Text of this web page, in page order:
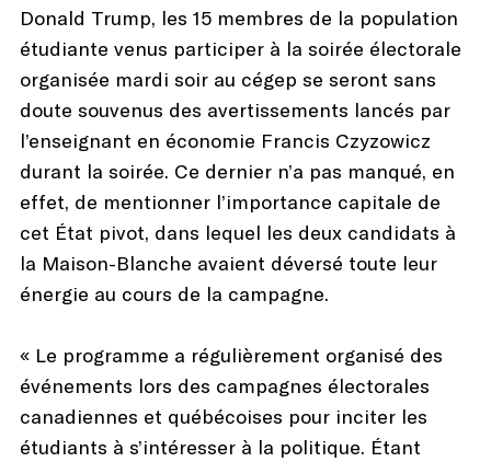
Donald Trump, les 15 membres de la population
étudiante venus participer à la soirée électorale
organisée mardi soir au cégep se seront sans
doute souvenus des avertissements lancés par
l’enseignant en économie Francis Czyzowicz
durant la soirée. Ce dernier n’a pas manqué, en
effet, de mentionner l’importance capitale de
cet État pivot, dans lequel les deux candidats à
la Maison-Blanche avaient déversé toute leur
énergie au cours de la campagne.
« Le programme a régulièrement organisé des
événements lors des campagnes électorales
canadiennes et québécoises pour inciter les
étudiants à s’intéresser à la politique. Étant